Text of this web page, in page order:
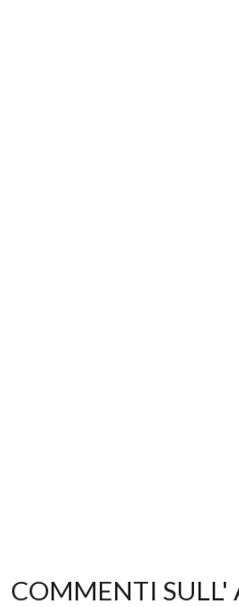
COMMENTI SULL'